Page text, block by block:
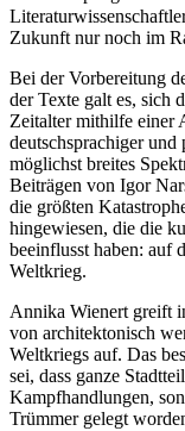
Zukunft nur noch im
Bei der Vorbereitung
der Texte galt es, sich
Zeitalter mithilfe einer
deutschsprachiger
möglichst breites
Beiträgen von Igor
die größten
hingewiesen, die die
beeinflusst haben: auf
Weltkrieg.
Annika Wienert greift
von architektonisch
Weltkriegs auf. Das
sei, dass ganze
Kampfhandlungen,
Trümmer gelegt